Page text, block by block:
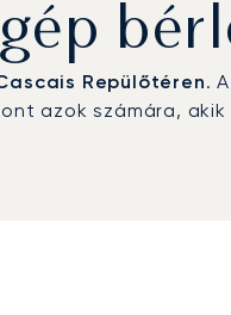
Repülőtéren. A
azok számára, akik